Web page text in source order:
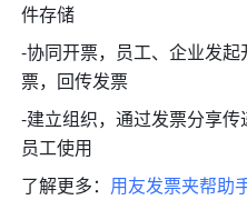
件存储
-协同开票，员工、企业发
票，回传发票
-建立组织，通过发票分享
员工使用
了解更多： 用友发票夹帮助